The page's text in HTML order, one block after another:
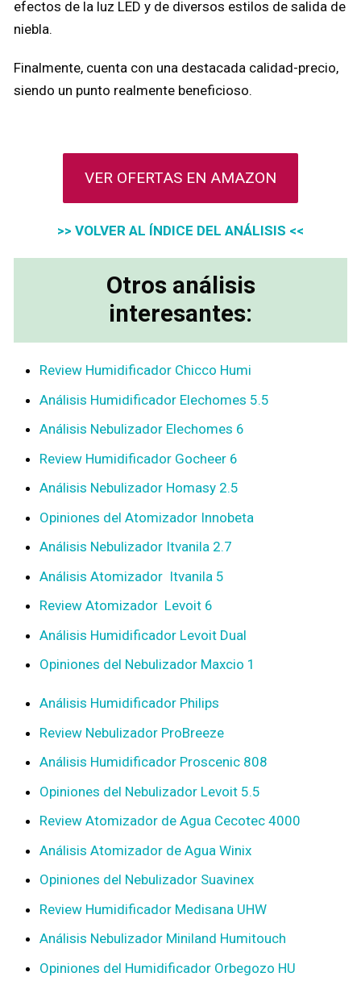
efectos de la luz LED y de diversos estilos de salida de
niebla.
Finalmente, cuenta con una destacada calidad-precio,
siendo un punto realmente beneficioso.
VER OFERTAS EN AMAZON
>> VOLVER AL ÍNDICE DEL ANÁLISIS <<
Otros análisis
interesantes:
Review Humidificador Chicco Humi
Análisis Humidificador Elechomes 5.5
Análisis Nebulizador Elechomes 6
Review Humidificador Gocheer 6
Análisis Nebulizador Homasy 2.5
Opiniones del Atomizador Innobeta
Análisis Nebulizador Itvanila 2.7
Análisis Atomizador Itvanila 5
Review Atomizador Levoit 6
Análisis Humidificador Levoit Dual
Opiniones del Nebulizador Maxcio 1
Análisis Humidificador Philips
Review Nebulizador ProBreeze
Análisis Humidificador Proscenic 808
Opiniones del Nebulizador Levoit 5.5
Review Atomizador de Agua Cecotec 4000
Análisis Atomizador de Agua Winix
Opiniones del Nebulizador Suavinex
Review Humidificador Medisana UHW
Análisis Nebulizador Miniland Humitouch
Opiniones del Humidificador Orbegozo HU